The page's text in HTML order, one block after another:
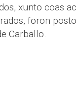
xunto coas
foron
Carballo.